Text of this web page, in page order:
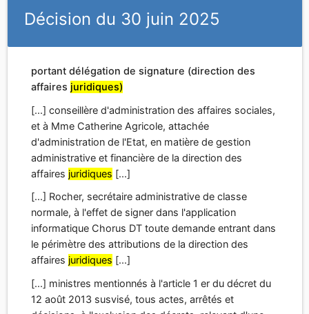
Décision du 30 juin 2025
portant délégation de signature (direction des
affaires juridiques)
[...] conseillère d'administration des affaires sociales,
et à Mme Catherine Agricole, attachée
d'administration de l'Etat, en matière de gestion
administrative et financière de la direction des
affaires juridiques [...]
[...] Rocher, secrétaire administrative de classe
normale, à l'effet de signer dans l'application
informatique Chorus DT toute demande entrant dans
le périmètre des attributions de la direction des
affaires juridiques [...]
[...] ministres mentionnés à l'article 1 er du décret du
12 août 2013 susvisé, tous actes, arrêtés et